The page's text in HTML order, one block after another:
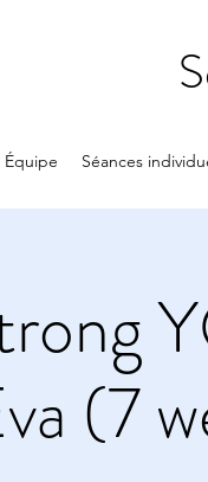
Équipe Séances
(7